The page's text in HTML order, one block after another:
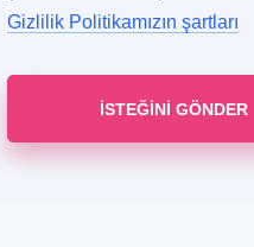
Gizlilik Politikamızın şartları